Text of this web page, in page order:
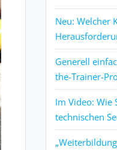
Neu: Welcher
Generell
the-Trainer-
Im Video: Wie
technischen